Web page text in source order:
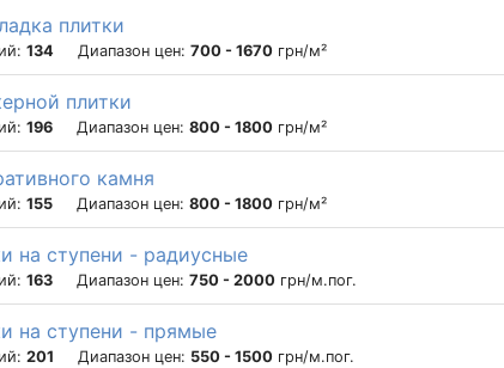
плитки
134 Диапазон цен: 700 - 1670 грн/м²
плитки
196 Диапазон цен: 800 - 1800 грн/м²
камня
155 Диапазон цен: 800 - 1800 грн/м²
на ступени - радиусные
163 Диапазон цен: 750 - 2000 грн/м.пог.
на ступени - прямые
201 Диапазон цен: 550 - 1500 грн/м.пог.